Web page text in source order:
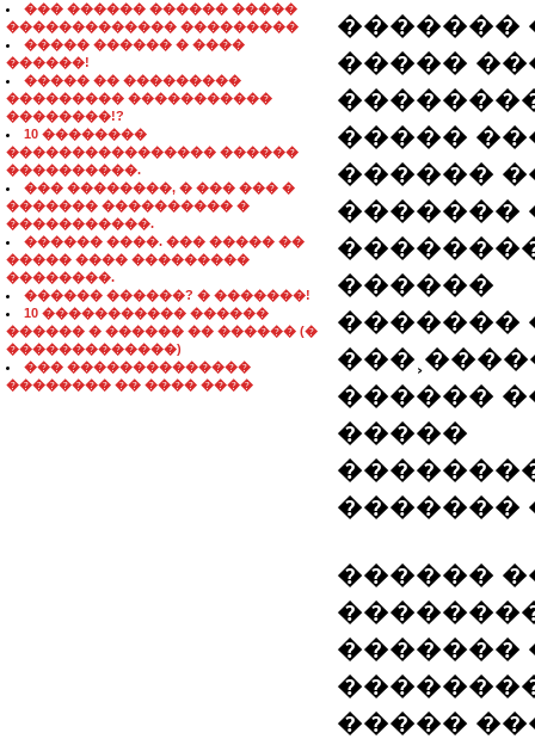
��� ������ ������ �����
������������� ���������
����� ������ � ����
������!
����� �� ���������
��������� �����������
��������!?
10 ��������
���������������� ������
����������.
��� ��������, � ��� ��� �
������� ���������� �
�����������.
������ ����. ��� ����� ��
����� ���� ���������
��������.
������ ������? � �������!
10 ����������� ������
������ � ������ �� ������ (�
�������������)
��� ��������������
�������� �� ���� ����
�������
�����
�����
������
�������
������
�������
������
�����
�������
������
�������
�����